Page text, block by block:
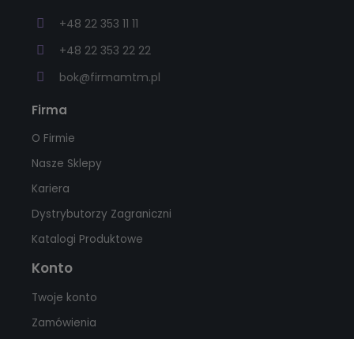
+48 22 353 11 11
+48 22 353 22 22
bok@firmamtm.pl
Firma
O Firmie
Nasze Sklepy
Kariera
Dystrybutorzy Zagraniczni
Katalogi Produktowe
Konto
Twoje konto
Zamówienia